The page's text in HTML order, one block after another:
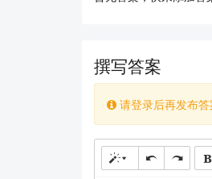
撰写答案
请登录后再发布答